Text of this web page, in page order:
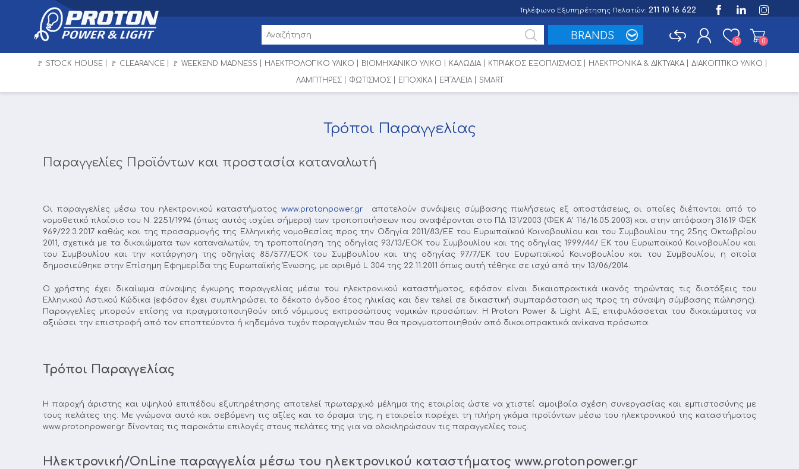
Τηλέφωνο Εξυπηρέτησης Πελατών: 211 10 16 622
BRANDS 0 0
🚩 STOCK HOUSE 🚩 CLEARANCE 🚩 WEEKEND MADNESS ΗΛΕΚΤΡΟΛΟΓΙΚΟ ΥΛΙΚΟ ΒΙΟΜΗΧΑΝΙΚΟ ΥΛΙΚΟ ΚΑΛΩΔΙΑ ΚΤΙΡΙΑΚΟΣ ΕΞΟΠΛΙΣΜΟΣ ΗΛΕΚΤΡΟΝΙΚΑ & ΔΙΚΤΥΑΚΑ
ΔΙΑΚΟΠΤΙΚΟ ΥΛΙΚΟ
ΛΑΜΠΤΗΡΕΣ
ΦΩΤΙΣΜΟΣ ΕΠΟΧΙΚΑ ΕΡΓΑΛΕΙΑ SMART
Τρόποι Παραγγελίας
Παραγγελίες Προϊόντων και προστασία καταναλωτή
Οι παραγγελίες μέσω του ηλεκτρονικού καταστήματοςwww.protonpower.gr αποτελούν συνάψεις σύμβασης πωλήσεως εξ αποστάσεως, οι οποίες διέπονται από το
νομοθετικό πλαίσιο του Ν. 2251/1994 (όπως αυτός ισχύει σήμερα) των τροποποιήσεων που αναφέρονται στο ΠΔ 131/2003 (ΦΕΚ Α’ 116/16.05.2003) και στην απόφαση 31619 ΦΕΚ
969/22.3.2017 καθώς και της προσαρμογής της Ελληνικής νομοθεσίας προς την Οδηγία 2011/83/ΕΕ του Ευρωπαϊκού Κοινοβουλίου και του Συμβουλίου της 25ης Οκτωβρίου
2011, σχετικά με τα δικαιώματα των καταναλωτών, τη τροποποίηση της οδηγίας 93/13/ΕΟΚ του Συμβουλίου και της οδηγίας 1999/44/ ΕΚ του Ευρωπαϊκού Κοινοβουλίου και
του Συμβουλίου και την κατάργηση της οδηγίας 85/577/ΕΟΚ του Συμβουλίου και της οδηγίας 97/7/ΕΚ του Ευρωπαϊκού Κοινοβουλίου και του Συμβουλίου, η οποία
δημοσιεύθηκε στην Επίσημη Εφημερίδα της Ευρωπαϊκής Ένωσης, με αριθμό L 304 της 22.11.2011 όπως αυτή τέθηκε σε ισχύ από την 13/06/2014.
Ο χρήστης έχει δικαίωμα σύναψης έγκυρης παραγγελίας μέσω του ηλεκτρονικού καταστήματος, εφόσον είναι δικαιοπρακτικά ικανός τηρώντας τις διατάξεις του
Ελληνικού Αστικού Κώδικα (εφόσον έχει συμπληρώσει το δέκατο όγδοο έτος ηλικίας και δεν τελεί σε δικαστική συμπαράσταση ως προς τη σύναψη σύμβασης πώλησης).
Παραγγελίες μπορούν επίσης να πραγματοποιηθούν από νόμιμους εκπροσώπους νομικών προσώπων. Η Proton Power & Light A.E, επιφυλάσσεται του δικαιώματος να
αξιώσει την επιστροφή από τον εποπτεύοντα ή κηδεμόνα τυχόν παραγγελιών που θα πραγματοποιηθούν από δικαιοπρακτικά ανίκανα πρόσωπα.
Τρόποι Παραγγελίας
Η παροχή άριστης και υψηλού επιπέδου εξυπηρέτησης αποτελεί πρωταρχικό μέλημα της εταιρίας ώστε να χτιστεί αμοιβαία σχέση συνεργασίας και εμπιστοσύνης με
τους πελάτες της. Με γνώμονα αυτό και σεβόμενη τις αξίες και το όραμα της, η εταιρεία παρέχει τη πλήρη γκάμα προϊόντων μέσω του ηλεκτρονικού της καταστήματος
www.protonpower.gr δίνοντας τις παρακάτω επιλογές στους πελάτες της για να ολοκληρώσουν τις παραγγελίες τους.
Ηλεκτρονική/OnLine παραγγελία μέσω του ηλεκτρονικού καταστήματος www.protonpower.gr